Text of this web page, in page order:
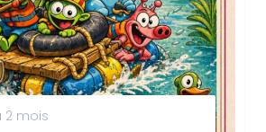
2 mois